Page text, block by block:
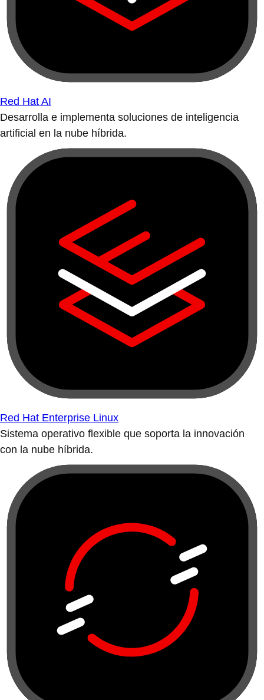
Red Hat AI
Desarrolla e implementa soluciones de inteligencia
artificial en la nube híbrida.
Red Hat Enterprise Linux
Sistema operativo flexible que soporta la innovación
con la nube híbrida.